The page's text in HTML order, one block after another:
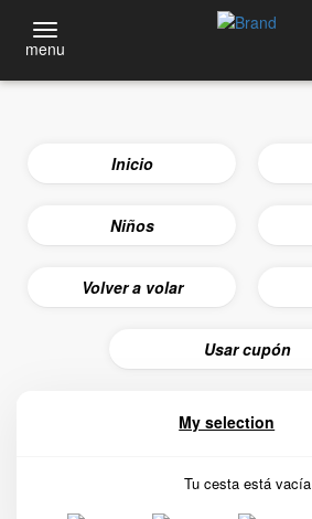
menu
Inicio
Niños
Volver a volar
Usar cupón
My selection
Tu cesta está vacía